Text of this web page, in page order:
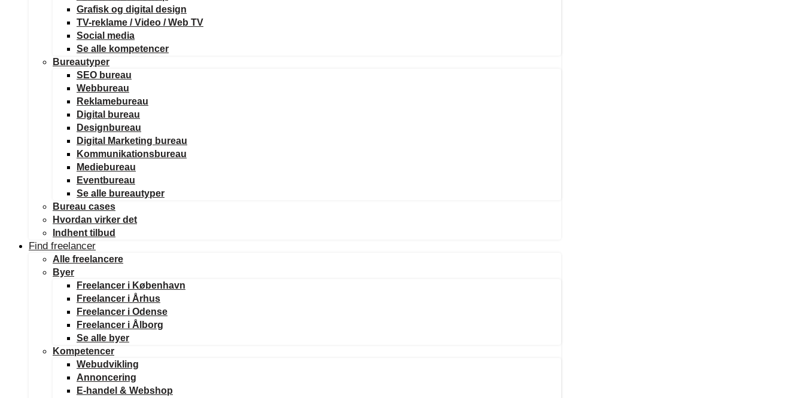
Grafisk og digital design
TV-reklame / Video / Web TV
Social media
Se alle kompetencer
Bureautyper
SEO bureau
Webbureau
Reklamebureau
Digital bureau
Designbureau
Digital Marketing bureau
Kommunikationsbureau
Mediebureau
Eventbureau
Se alle bureautyper
Bureau cases
Hvordan virker det
Indhent tilbud
Find freelancer
Alle freelancere
Byer
Freelancer i København
Freelancer i Århus
Freelancer i Odense
Freelancer i Ålborg
Se alle byer
Kompetencer
Webudvikling
Annoncering
E-handel & Webshop